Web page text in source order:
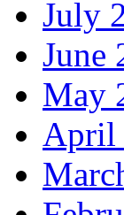
July
June
May
April